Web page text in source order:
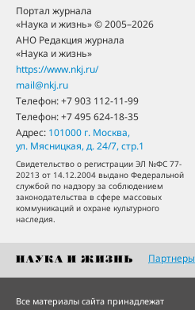
Портал журнала
«Наука и жизнь» © 2005–2026
АНО Редакция журнала
«Наука и жизнь»
https://www.nkj.ru/
mail@nkj.ru
Телефон:+7 903 112-11-99
Телефон:+7 495 624-18-35
Адрес: 101000 г. Москва,
ул. Мясницкая, д. 24/7, стр.1
Свидетельство о регистрации ЭЛ №ФС 77-
20213 от 14.12.2004 выдано Федеральной
службой по надзору за соблюдением
законодательства в сфере массовых
коммуникаций и охране культурного
наследия.
Партнеры
Все материалы сайта принадлежат